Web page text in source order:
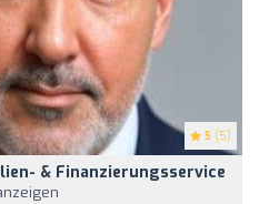
5 (5)
& Finanzierungsservice